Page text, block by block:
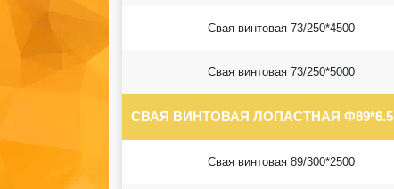
Свая винтовая 73/250*4500
Свая винтовая 73/250*5000
СВАЯ ВИНТОВАЯ ЛОПАСТНАЯ Ф89*6.5
Свая винтовая 89/300*2500